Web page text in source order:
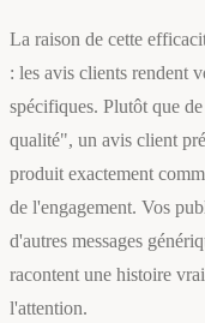
La raison de cette
: les avis clients rendent
spécifiques. Plutôt que
qualité", un avis client
produit exactement
de l'engagement. Vos
d'autres messages
racontent une histoire
l'attention.